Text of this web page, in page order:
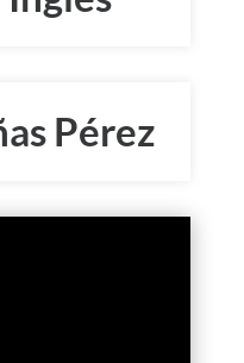
Pérez